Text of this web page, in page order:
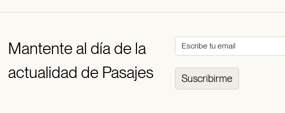
Mantente al día de la
actualidad de Pasajes
Suscribirme